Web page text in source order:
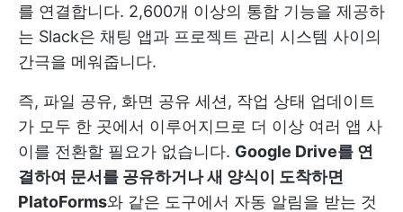
를 연결합니다. 2,600개 이상의 통합 기능을 제공하
는 Slack은 채팅 앱과 프로젝트 관리 시스템 사이의
간극을 메워줍니다.
즉, 파일 공유, 화면 공유 세션, 작업 상태 업데이트
가 모두 한 곳에서 이루어지므로 더 이상 여러 앱 사
이를 전환할 필요가 없습니다. Google Drive를 연
결하여 문서를 공유하거나 새 양식이 도착하면
PlatoForms와 같은 도구에서 자동 알림을 받는 것